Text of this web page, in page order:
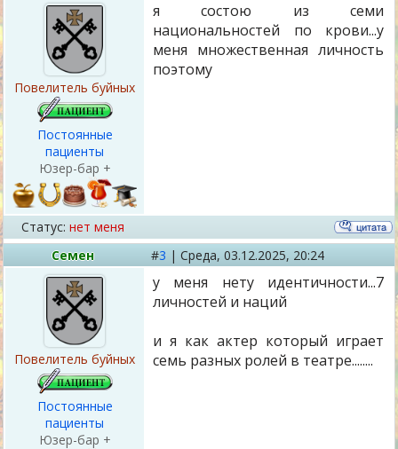
Повелитель буйных
Постоянные
пациенты
Юзер-бар +
я состою из семи
национальностей по крови...у
меня множественная личность
поэтому
Статус: нет меня
Семен
#3 | Среда, 03.12.2025, 20:24
Повелитель буйных
Постоянные
пациенты
Юзер-бар +
у меня нету идентичности...7
личностей и наций
и я как актер который играет
семь разных ролей в театре........